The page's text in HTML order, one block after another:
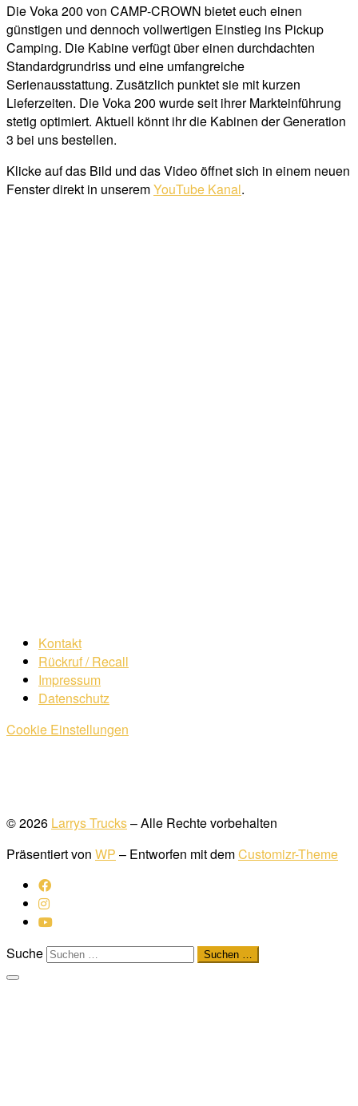
Die Voka 200 von CAMP-CROWN bietet euch einen
günstigen und dennoch vollwertigen Einstieg ins Pickup
Camping. Die Kabine verfügt über einen durchdachten
Standardgrundriss und eine umfangreiche
Serienausstattung. Zusätzlich punktet sie mit kurzen
Lieferzeiten. Die Voka 200 wurde seit ihrer Markteinführung
stetig optimiert. Aktuell könnt ihr die Kabinen der Generation
3 bei uns bestellen.
Klicke auf das Bild und das Video öffnet sich in einem neuen
Fenster direkt in unseremYouTube Kanal.
Kontakt
Rückruf / Recall
Impressum
Datenschutz
Cookie Einstellungen
© 2026 Larrys Trucks– Alle Rechte vorbehalten
Präsentiert von WP – Entworfen mit demCustomizr-Theme
Suche Suchen …